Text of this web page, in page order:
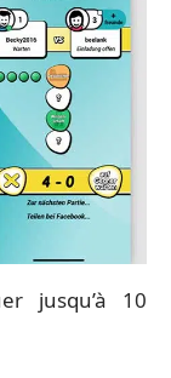
jusqu’à 10